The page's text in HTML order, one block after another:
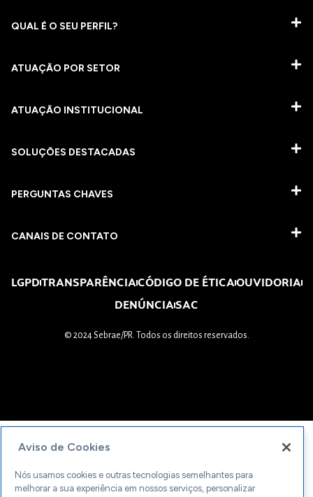
QUAL É O SEU PERFIL?
ATUAÇÃO POR SETOR
ATUAÇÃO INSTITUCIONAL
SOLUÇÕES DESTACADAS
PERGUNTAS CHAVES​
CANAIS DE CONTATO
LGPDTRANSPARÊNCIACÓDIGO DE ÉTICAOUVIDORIA
DENÚNCIASAC
© 2024 Sebrae/PR. Todos os direitos reservados.
Aviso de Cookies
Nós usamos cookies e outras tecnologias semelhantes para
melhorar a sua experiência em nossos serviços, personalizar